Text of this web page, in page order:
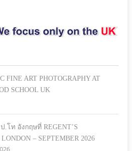
FINE ART PHOTOGRAPHY AT
SCHOOL UK
.โท อังกฤษที่ REGENT’S
– SEPTEMBER 2026